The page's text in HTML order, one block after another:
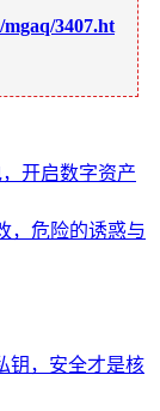
3407.ht
开启数字资产
，危险的诱惑与
钥，安全才是核